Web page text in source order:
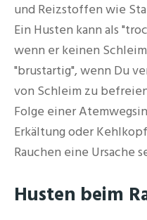
und Reizstoffen wie
Ein Husten kann als
wenn er keinen
"brustartig", wenn Du
von Schleim zu
Folge einer
Erkältung oder
Rauchen eine Ursache
Husten beim